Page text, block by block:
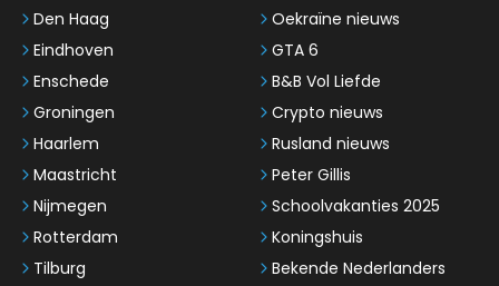
Den Haag
Eindhoven
Enschede
Groningen
Haarlem
Maastricht
Nijmegen
Rotterdam
Tilburg
Oekraïne nieuws
GTA 6
B&B Vol Liefde
Crypto nieuws
Rusland nieuws
Peter Gillis
Schoolvakanties 2025
Koningshuis
Bekende Nederlanders